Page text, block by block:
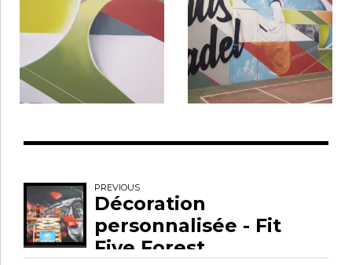
PREVIOUS
Décoration
personnalisée - Fit
Five Forest